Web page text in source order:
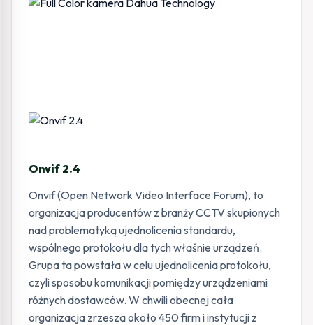
Onvif 2.4
Onvif (Open Network Video Interface Forum), to
organizacja producentów z branży CCTV skupionych
nad problematyką ujednolicenia standardu,
wspólnego protokołu dla tych właśnie urządzeń.
Grupa ta powstała w celu ujednolicenia protokołu,
czyli sposobu komunikacji pomiędzy urządzeniami
różnych dostawców. W chwili obecnej cała
organizacja zrzesza około 450 firm i instytucji z